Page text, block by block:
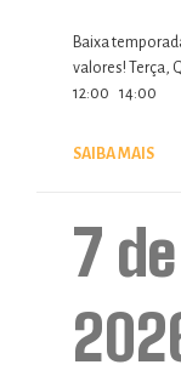
Baixa
valores!
12:00 14:00
SAIBA MAIS
7